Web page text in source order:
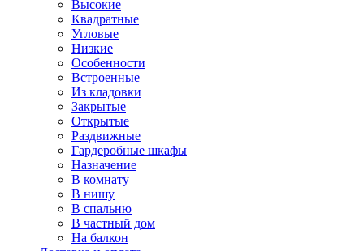
Высокие
Квадратные
Угловые
Низкие
Особенности
Встроенные
Из кладовки
Закрытые
Открытые
Раздвижные
Гардеробные шкафы
Назначение
В комнату
В нишу
В спальню
В частный дом
На балкон